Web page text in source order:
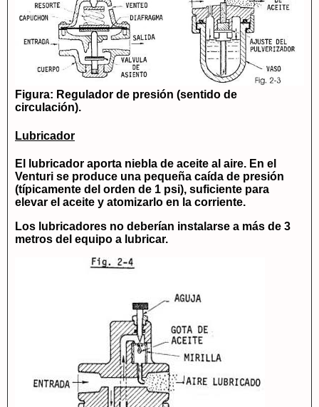
Figura: Regulador de presión (sentido de
circulación).
Lubricador
El lubricador aporta niebla de aceite al aire. En el
Venturi se produce una pequeña caída de presión
(típicamente del orden de 1 psi), suficiente para
elevar el aceite y atomizarlo en la corriente.
Los lubricadores no deberían instalarse a más de 3
metros del equipo a lubricar.